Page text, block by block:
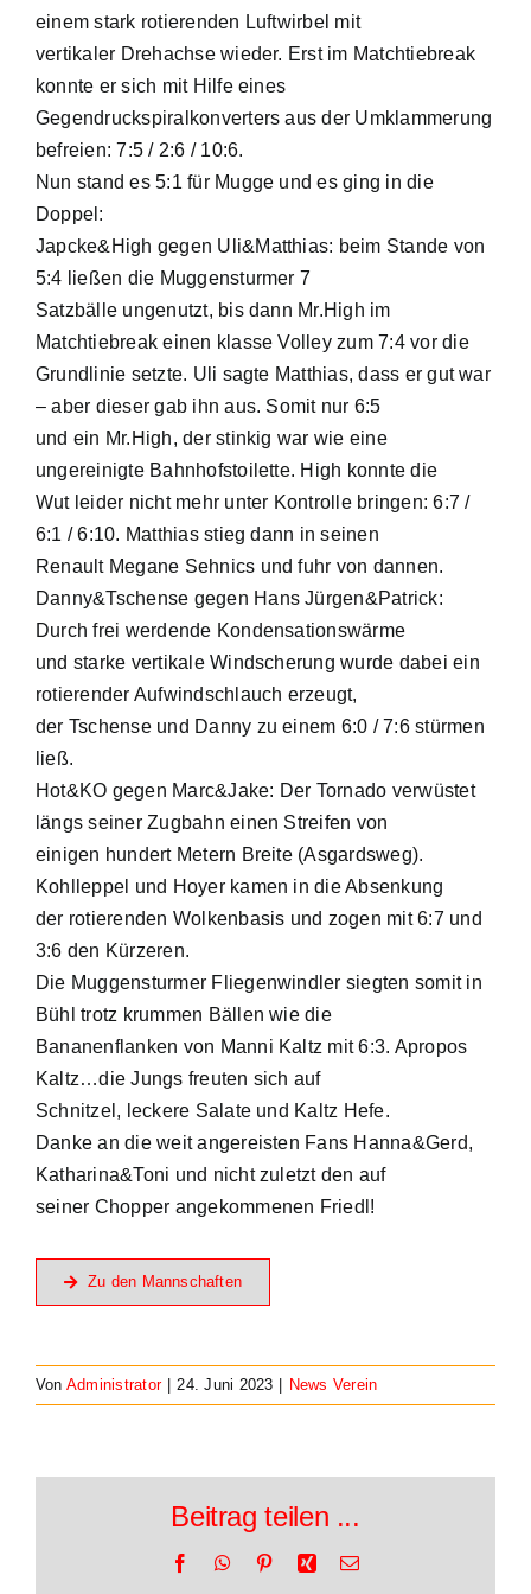
einem stark rotierenden Luftwirbel mit
vertikaler Drehachse wieder. Erst im Matchtiebreak
konnte er sich mit Hilfe eines
Gegendruckspiralkonverters aus der Umklammerung
befreien: 7:5 / 2:6 / 10:6.
Nun stand es 5:1 für Mugge und es ging in die
Doppel:
Japcke&High gegen Uli&Matthias: beim Stande von
5:4 ließen die Muggensturmer 7
Satzbälle ungenutzt, bis dann Mr.High im
Matchtiebreak einen klasse Volley zum 7:4 vor die
Grundlinie setzte. Uli sagte Matthias, dass er gut war
– aber dieser gab ihn aus. Somit nur 6:5
und ein Mr.High, der stinkig war wie eine
ungereinigte Bahnhofstoilette. High konnte die
Wut leider nicht mehr unter Kontrolle bringen: 6:7 /
6:1 / 6:10. Matthias stieg dann in seinen
Renault Megane Sehnics und fuhr von dannen.
Danny&Tschense gegen Hans Jürgen&Patrick:
Durch frei werdende Kondensationswärme
und starke vertikale Windscherung wurde dabei ein
rotierender Aufwindschlauch erzeugt,
der Tschense und Danny zu einem 6:0 / 7:6 stürmen
ließ.
Hot&KO gegen Marc&Jake: Der Tornado verwüstet
längs seiner Zugbahn einen Streifen von
einigen hundert Metern Breite (Asgardsweg).
Kohlleppel und Hoyer kamen in die Absenkung
der rotierenden Wolkenbasis und zogen mit 6:7 und
3:6 den Kürzeren.
Die Muggensturmer Fliegenwindler siegten somit in
Bühl trotz krummen Bällen wie die
Bananenflanken von Manni Kaltz mit 6:3. Apropos
Kaltz…die Jungs freuten sich auf
Schnitzel, leckere Salate und Kaltz Hefe.
Danke an die weit angereisten Fans Hanna&Gerd,
Katharina&Toni und nicht zuletzt den auf
seiner Chopper angekommenen Friedl!
Zu den Mannschaften
Von Administrator 24. Juni 2023 News Verein
Beitrag teilen ...
FacebookWhatsApp
PinterestXing E-